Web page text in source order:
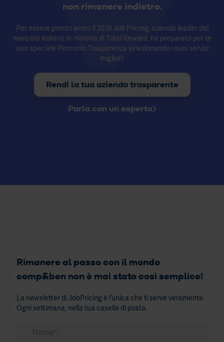
non rimanere indietro.
Per essere pronto entro il 2026 Job Pricing, azienda leader del
mercato italiano in materia di Total Reward, ha preparato per te
uno speciale Percorso Trasparenza selezionando i suoi servizi
migliori.
Rendi la tua azienda trasparente
Parla con un esperto
Rimanere al passo con il mondo
comp&ben non è mai stato così semplice!
La newsletter di JobPricing è l’unica che ti serve veramente.
Ogni settimana, nella tua casella di posta.